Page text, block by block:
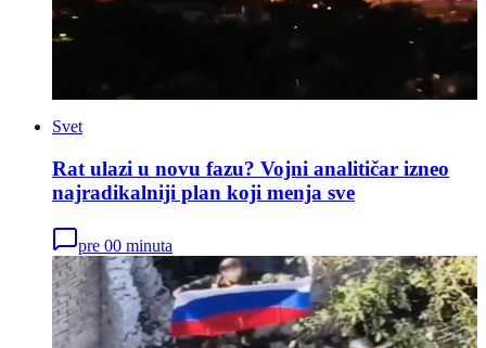
Svet
Rat ulazi u novu fazu? Vojni analitičar izneo
najradikalniji plan koji menja sve
pre 00 minuta